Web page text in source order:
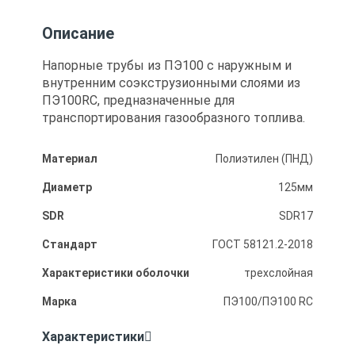
Описание
Напорные трубы из ПЭ100 с наружным и
внутренним соэкструзионными слоями из
ПЭ100RC, предназначенные для
транспортирования газообразного топлива.
Материал Полиэтилен (ПНД)
Диаметр 125мм
SDR SDR17
Стандарт ГОСТ 58121.2-2018
Характеристики оболочки трехслойная
Марка ПЭ100/ПЭ100 RC
Характеристики